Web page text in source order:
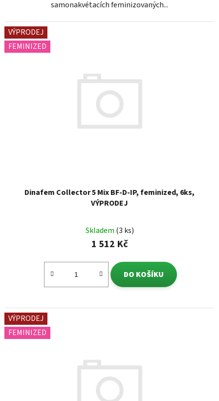
samonakvétacích feminizovaných...
VÝPRODEJ
FEMINIZED
Dinafem Collector 5 Mix BF-D-IP, feminized, 6ks,
VÝPRODEJ
Skladem (3 ks)
1 512 Kč
DO KOŠÍKU
VÝPRODEJ
FEMINIZED